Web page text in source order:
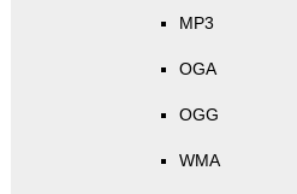
MP3
OGA
OGG
WMA